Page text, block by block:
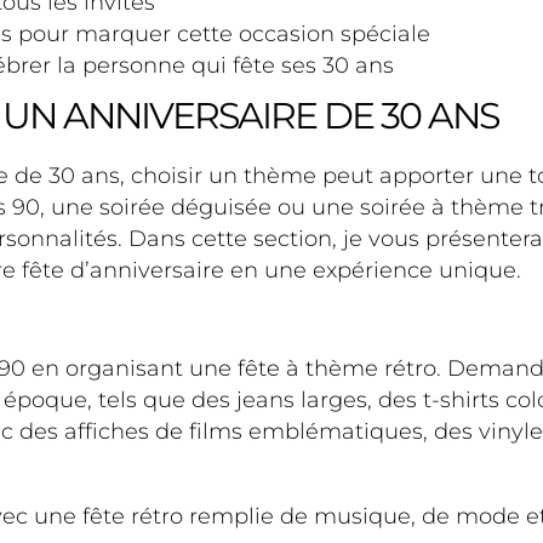
pour marquer cette occasion spéciale
la personne qui fête ses 30 ans
ANNIVERSAIRE DE 30 ANS
de 30 ans, choisir un thème peut apporter une
une soirée déguisée ou une soirée à thème
Dans cette section, je vous
fête d’anniversaire en une expérience unique.
en organisant une fête à thème rétro.
tels que des jeans larges, des t-shirts
des affiches de films emblématiques, des
une fête rétro remplie de musique, de mode